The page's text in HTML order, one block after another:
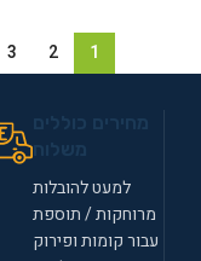
1
2
3
למעט להובלות
מרוחקות / תוספת
עבור קומות ופירוק